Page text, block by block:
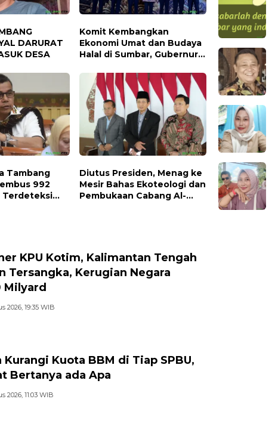
DARURAT
DESA
Komit Kembangkan
Ekonomi Umat dan Budaya
Halal di Sumbar, Gubernur
Nasional
Tambang
992
Terdeteksi
Diutus Presiden, Menag ke
Mesir Bahas Ekoteologi dan
Pembukaan Cabang Al-
KPU Kotim, Kalimantan Tengah
Tersangka, Kerugian Negara
Milyard
2026, 19:35 WIB
Kuota BBM di Tiap SPBU,
Bertanya ada Apa
2026, 11:03 WIB